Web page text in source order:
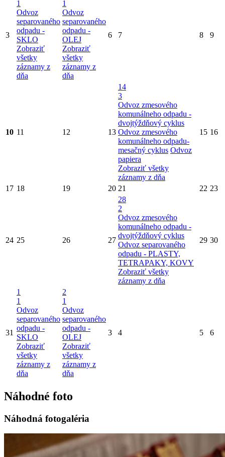
3
1
Odvoz
separovaného
odpadu -
SKLO
Zobraziť
všetky
záznamy z
dňa
1
Odvoz
separovaného
odpadu -
OLEJ
Zobraziť
všetky
záznamy z
dňa
6 7 8 9
10 11 12 13
14
3
Odvoz zmesového
komunálneho odpadu -
dvojtýždňový cyklus
Odvoz zmesového
komunálneho odpadu-
mesačný cyklus Odvoz
papiera
Zobraziť všetky
záznamy z dňa
15 16
17 18 19 20 21 22 23
24 25 26 27
28
2
Odvoz zmesového
komunálneho odpadu -
dvojtýždňový cyklus
Odvoz separovaného
odpadu - PLASTY,
TETRAPAKY, KOVY
Zobraziť všetky
záznamy z dňa
29 30
31
1
1
Odvoz
separovaného
odpadu -
SKLO
Zobraziť
všetky
záznamy z
dňa
2
1
Odvoz
separovaného
odpadu -
OLEJ
Zobraziť
všetky
záznamy z
dňa
3 4 5 6
Náhodné foto
Náhodná fotogaléria